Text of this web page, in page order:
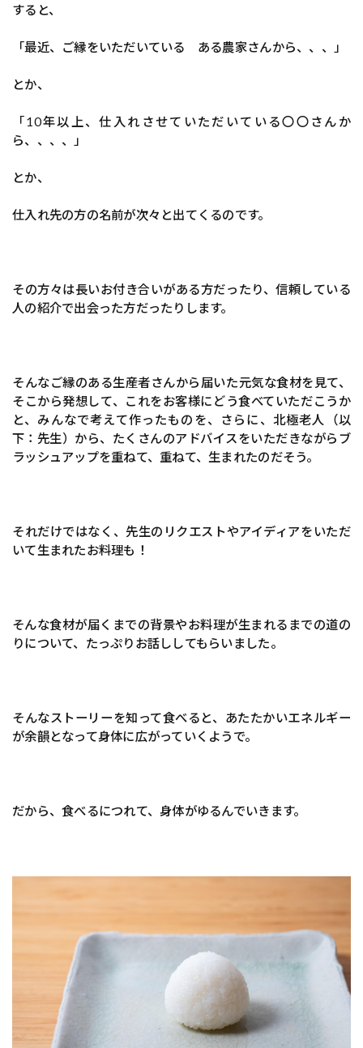
すると、
「最近、ご縁をいただいている ある農家さんから、、、」
とか、
「10年以上、仕入れさせていただいている〇〇さんか
ら、、、、」
とか、
仕入れ先の方の名前が次々と出てくるのです。
その方々は長いお付き合いがある方だったり、信頼している
人の紹介で出会った方だったりします。
そんなご縁のある生産者さんから届いた元気な食材を見て、
そこから発想して、これをお客様にどう食べていただこうか
と、みんなで考えて作ったものを、さらに、北極老人（以
下：先生）から、たくさんのアドバイスをいただきながらブ
ラッシュアップを重ねて、重ねて、生まれたのだそう。
それだけではなく、先生のリクエストやアイディアをいただ
いて生まれたお料理も！
そんな食材が届くまでの背景やお料理が生まれるまでの道の
りについて、たっぷりお話ししてもらいました。
そんなストーリーを知って食べると、あたたかいエネルギー
が余韻となって身体に広がっていくようで。
だから、食べるにつれて、身体がゆるんでいきます。